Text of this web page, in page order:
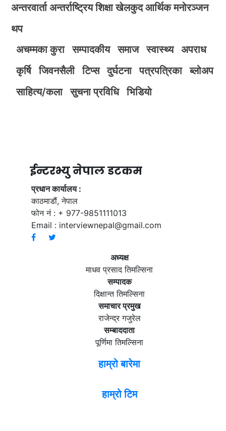
अन्तरवार्ता अन्तर्राष्ट्रिय शिक्षा खेलकुद आर्थिक मनोरञ्जन
थप
अचम्मका कुरा
सम्पादकीय समाज स्वास्थ्य
अपराध
कृर्षि
जिवनसैली टिप्स दुर्घटना पत्रपत्रिका
ब्लोअप
साहित्य/कला
सुचना प्रविधि भिडियाे
ईन्टरभ्यु नेपाल डटकम
प्रधान कार्यालय :
काठमाडौं, नेपाल
फोन नं : + 977-9851111013
Email : interviewnepal@gmail.com
अध्यक्ष
माधव प्रसाद तिमल्सिना
सम्पादक
दिक्षान्त तिमल्सिना
समाचार प्रमुख
राजेन्द्र गजुरेल
सम्बाददाता
पूर्णिमा तिमल्सिना
हाम्रो बारेमा
हाम्रो टिम